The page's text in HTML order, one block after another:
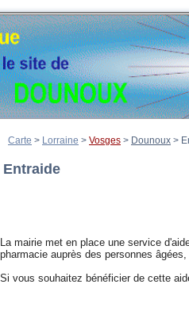
Carte > Lorraine > Vosges > Dounoux >
Entraide
La mairie met en place une service
pharmacie auprès des personnes
Si vous souhaitez bénéficier de cette